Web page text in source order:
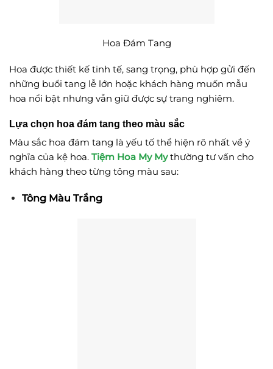
Hoa Đám Tang
Hoa được thiết kế tinh tế, sang trọng, phù hợp gửi đến
những buổi tang lễ lớn hoặc khách hàng muốn mẫu
hoa nổi bật nhưng vẫn giữ được sự trang nghiêm.
Lựa chọn hoa đám tang theo màu sắc
Màu sắc hoa đám tang là yếu tố thể hiện rõ nhất về ý
nghĩa của kệ hoa. Tiệm Hoa My My thường tư vấn cho
khách hàng theo từng tông màu sau:
Tông Màu Trắng